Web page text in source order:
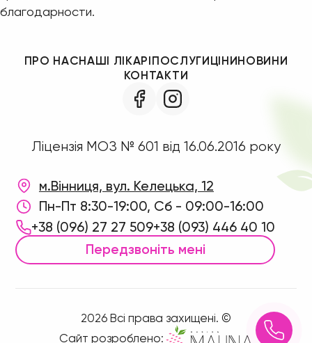
благодарности.
ПРО НАСНАШІ ЛІКАРІПОСЛУГИЦІНИНОВИНИ
КОНТАКТИ
Ліцензія МОЗ № 601 від 16.06.2016 року
м.Вінниця, вул. Келецька, 12
Пн-Пт 8:30-19:00, Сб - 09:00-16:00
+38 (096) 27 27 509+38 (093) 446 40 10
Передзвоніть мені
2026 Всі права захищені. ©
Сайт розроблено: